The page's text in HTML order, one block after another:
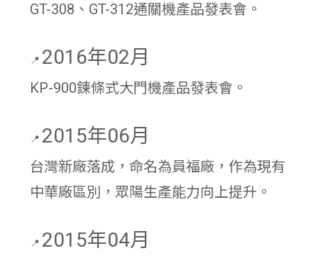
GT-308、GT-312通關機產品發表會。
📍 2016年02月
KP-900鍊條式大門機產品發表會。
📍 2015年06月
台灣新廠落成，命名為員福廠，作為現有
中華廠區別，眾陽生產能力向上提升。
📍 2015年04月